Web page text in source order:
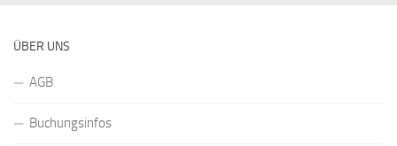
ÜBER UNS
AGB
Buchungsinfos